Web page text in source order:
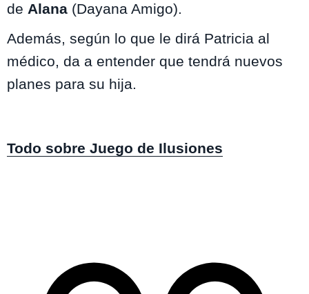
de Alana (Dayana Amigo).
Además, según lo que le dirá Patricia al
médico, da a entender que tendrá nuevos
planes para su hija.
Todo sobre Juego de Ilusiones